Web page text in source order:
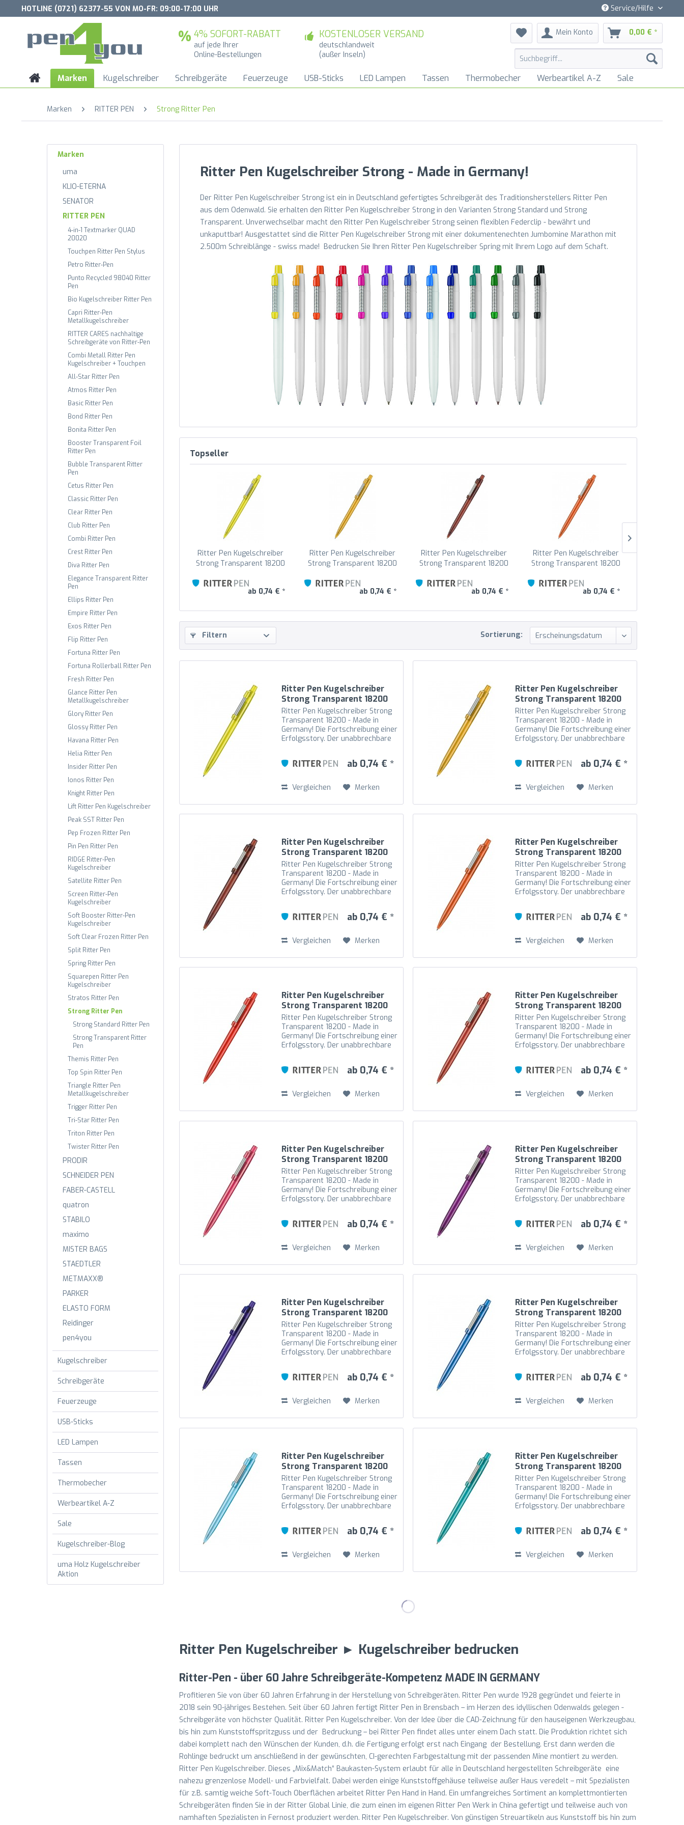
HOTLINE (0721) 62377-55 VON MO-FR: 09:00-17:00 UHR Service/Hilfe
4% SOFORT-RABATT
auf jede Ihrer
Online-Bestellungen
KOSTENLOSER VERSAND
deutschlandweit
(außer Inseln)
Mein Konto 0,00 € *
Marken Kugelschreiber Schreibgeräte Feuerzeuge USB-Sticks LED Lampen Tassen Thermobecher Werbeartikel A-Z Sale
Marken RITTER PEN Strong Ritter Pen
Marken
uma
KLIO-ETERNA
SENATOR
RITTER PEN
4-in-1 Textmarker QUAD
20020
Touchpen Ritter Pen Stylus
Petro Ritter-Pen
Punto Recycled 98040 Ritter
Pen
Bio Kugelschreiber Ritter Pen
Capri Ritter-Pen
Metallkugelschreiber
RITTER CARES nachhaltige
Schreibgeräte von Ritter-Pen
Combi Metall Ritter Pen
Kugelschreiber + Touchpen
All-Star Ritter Pen
Atmos Ritter Pen
Basic Ritter Pen
Bond Ritter Pen
Bonita Ritter Pen
Booster Transparent Foil
Ritter Pen
Bubble Transparent Ritter
Pen
Cetus Ritter Pen
Classic Ritter Pen
Clear Ritter Pen
Club Ritter Pen
Combi Ritter Pen
Crest Ritter Pen
Diva Ritter Pen
Elegance Transparent Ritter
Pen
Ellips Ritter Pen
Empire Ritter Pen
Exos Ritter Pen
Flip Ritter Pen
Fortuna Ritter Pen
Fortuna Rollerball Ritter Pen
Fresh Ritter Pen
Glance Ritter Pen
Metallkugelschreiber
Glory Ritter Pen
Glossy Ritter Pen
Havana Ritter Pen
Helia Ritter Pen
Insider Ritter Pen
Ionos Ritter Pen
Knight Ritter Pen
Lift Ritter Pen Kugelschreiber
Peak SST Ritter Pen
Pep Frozen Ritter Pen
Pin Pen Ritter Pen
RIDGE Ritter-Pen
Kugelschreiber
Satellite Ritter Pen
Screen Ritter-Pen
Kugelschreiber
Soft Booster Ritter-Pen
Kugelschreiber
Soft Clear Frozen Ritter Pen
Split Ritter Pen
Spring Ritter Pen
Squarepen Ritter Pen
Kugelschreiber
Stratos Ritter Pen
Strong Ritter Pen
Strong Standard Ritter Pen
Strong Transparent Ritter
Pen
Themis Ritter Pen
Top Spin Ritter Pen
Triangle Ritter Pen
Metallkugelschreiber
Trigger Ritter Pen
Tri-Star Ritter Pen
Triton Ritter Pen
Twister Ritter Pen
PRODIR
SCHNEIDER PEN
FABER-CASTELL
quatron
STABILO
maximo
MISTER BAGS
STAEDTLER
METMAXX®
PARKER
ELASTO FORM
Reidinger
pen4you
Kugelschreiber
Schreibgeräte
Feuerzeuge
USB-Sticks
LED Lampen
Tassen
Thermobecher
Werbeartikel A-Z
Sale
Kugelschreiber-Blog
uma Holz Kugelschreiber
Aktion
Ritter Pen Kugelschreiber Strong - Made in Germany!
Der Ritter Pen Kugelschreiber Strong ist ein in Deutschland gefertigtes Schreibgerät des Traditionsherstellers Ritter Pen
aus dem Odenwald. Sie erhalten den Ritter Pen Kugelschreiber Strong in den Varianten Strong Standard und Strong
Transparent. Unverwechselbar macht den Ritter Pen Kugelschreiber Strong seinen flexiblen Federclip - bewährt und
unkaputtbar! Ausgestattet sind die Ritter Pen Kugelschreiber Strong mit einer dokumentenechten Jumbomine Marathon mit
2.500m Schreiblänge - swiss made! Bedrucken Sie Ihren Ritter Pen Kugelschreiber Spring mit Ihrem Logo auf dem Schaft.
Topseller
Ritter Pen Kugelschreiber
Strong Transparent 18200
ab 0,74 € *
Ritter Pen Kugelschreiber
Strong Transparent 18200
ab 0,74 € *
Ritter Pen Kugelschreiber
Strong Transparent 18200
ab 0,74 € *
Ritter Pen Kugelschreiber
Strong Transparent 18200
ab 0,74 € *
Filtern Sortierung:
Ritter Pen Kugelschreiber
Strong Transparent 18200
Ananas-Gelb 3210
Ritter Pen Kugelschreiber Strong
Transparent 18200 - Made in
Germany! Die Fortschreibung einer
Erfolgsstory. Der unabbrechbare
beweglicher. Der hochglänzende
ab 0,74 € *
Vergleichen Merken
Ritter Pen Kugelschreiber
Strong Transparent 18200
Mango-Gelb 3505
Ritter Pen Kugelschreiber Strong
Transparent 18200 - Made in
Germany! Die Fortschreibung einer
Erfolgsstory. Der unabbrechbare
beweglicher. Der hochglänzende
ab 0,74 € *
Vergleichen Merken
Ritter Pen Kugelschreiber
Strong Transparent 18200
Mocca-Brown 0419
Ritter Pen Kugelschreiber Strong
Transparent 18200 - Made in
Germany! Die Fortschreibung einer
Erfolgsstory. Der unabbrechbare
beweglicher. Der hochglänzende
ab 0,74 € *
Vergleichen Merken
Ritter Pen Kugelschreiber
Strong Transparent 18200
Clementine 3547
Ritter Pen Kugelschreiber Strong
Transparent 18200 - Made in
Germany! Die Fortschreibung einer
Erfolgsstory. Der unabbrechbare
beweglicher. Der hochglänzende
ab 0,74 € *
Vergleichen Merken
Ritter Pen Kugelschreiber
Strong Transparent 18200
Feuer-Rot 3609
Ritter Pen Kugelschreiber Strong
Transparent 18200 - Made in
Germany! Die Fortschreibung einer
Erfolgsstory. Der unabbrechbare
beweglicher. Der hochglänzende
ab 0,74 € *
Vergleichen Merken
Ritter Pen Kugelschreiber
Strong Transparent 18200
Kirsch-Rot 3634
Ritter Pen Kugelschreiber Strong
Transparent 18200 - Made in
Germany! Die Fortschreibung einer
Erfolgsstory. Der unabbrechbare
beweglicher. Der hochglänzende
ab 0,74 € *
Vergleichen Merken
Ritter Pen Kugelschreiber
Strong Transparent 18200
Magenta 3806
Ritter Pen Kugelschreiber Strong
Transparent 18200 - Made in
Germany! Die Fortschreibung einer
Erfolgsstory. Der unabbrechbare
beweglicher. Der hochglänzende
ab 0,74 € *
Vergleichen Merken
Ritter Pen Kugelschreiber
Strong Transparent 18200
Pflaumen-Lila 3903
Ritter Pen Kugelschreiber Strong
Transparent 18200 - Made in
Germany! Die Fortschreibung einer
Erfolgsstory. Der unabbrechbare
beweglicher. Der hochglänzende
ab 0,74 € *
Vergleichen Merken
Ritter Pen Kugelschreiber
Strong Transparent 18200
Ozean-Blau 4333
Ritter Pen Kugelschreiber Strong
Transparent 18200 - Made in
Germany! Die Fortschreibung einer
Erfolgsstory. Der unabbrechbare
beweglicher. Der hochglänzende
ab 0,74 € *
Vergleichen Merken
Ritter Pen Kugelschreiber
Strong Transparent 18200
Royal-Blau 4303
Ritter Pen Kugelschreiber Strong
Transparent 18200 - Made in
Germany! Die Fortschreibung einer
Erfolgsstory. Der unabbrechbare
beweglicher. Der hochglänzende
ab 0,74 € *
Vergleichen Merken
Ritter Pen Kugelschreiber
Strong Transparent 18200
Caribic-Blau 4110
Ritter Pen Kugelschreiber Strong
Transparent 18200 - Made in
Germany! Die Fortschreibung einer
Erfolgsstory. Der unabbrechbare
beweglicher. Der hochglänzende
ab 0,74 € *
Vergleichen Merken
Ritter Pen Kugelschreiber
Strong Transparent 18200
Türkis 4127
Ritter Pen Kugelschreiber Strong
Transparent 18200 - Made in
Germany! Die Fortschreibung einer
Erfolgsstory. Der unabbrechbare
beweglicher. Der hochglänzende
ab 0,74 € *
Vergleichen Merken
Ritter Pen Kugelschreiber ► Kugelschreiber bedrucken
Ritter-Pen - über 60 Jahre Schreibgeräte-Kompetenz MADE IN GERMANY
Profitieren Sie von über 60 Jahren Erfahrung in der Herstellung von Schreibgeräten. Ritter Pen wurde 1928 gegründet und feierte in
2018 sein 90-jähriges Bestehen. Seit über 60 Jahren fertigt Ritter Pen in Brensbach – im Herzen des idyllischen Odenwalds gelegen -
Schreibgeräte von höchster Qualität. Ritter Pen Kugelschreiber. Von der Idee über die CAD-Zeichnung für den hauseigenen Werkzeugbau,
bis hin zum Kunststoffspritzguss und der Bedruckung – bei Ritter Pen findet alles unter einem Dach statt. Die Produktion richtet sich
dabei komplett nach den Wünschen der Kunden, d.h. die Fertigung erfolgt erst nach Eingang der Bestellung. Erst dann werden die
Rohlinge bedruckt um anschließend in der gewünschten, CI-gerechten Farbgestaltung mit der passenden Mine montiert zu werden.
Ritter Pen Kugelschreiber. Dieses „Mix&Match“ Baukasten-System erlaubt für alle in Deutschland hergestellten Schreibgeräte eine
nahezu grenzenlose Modell- und Farbvielfalt. Dabei werden einige Kunststoffgehäuse teilweise außer Haus veredelt – mit Spezialisten
für z.B. samtig weiche Soft-Touch Oberflächen arbeitet Ritter Pen Hand in Hand. Ein umfangreiches Sortiment an komplettmontierten
Schreibgeräten finden Sie in der Ritter Global Linie, die zum einen im eigenen Ritter Pen Werk in China gefertigt und teilweise auch von
namhaften Spezialisten in Fernost produziert werden. Ritter Pen Kugelschreiber. Von günstigen Streuartikeln aus Kunststoff bis hin zum